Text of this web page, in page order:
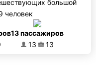
большой
человек
13 пассажиров
13
13